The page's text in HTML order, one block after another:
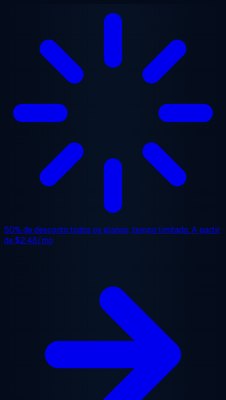
Saltar para o conteúdo principal
50% de desconto todos os planos, tempo limitado. A partir
de$2.48/mo